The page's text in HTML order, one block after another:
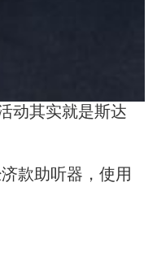
动其实就是斯达
款助听器，使用